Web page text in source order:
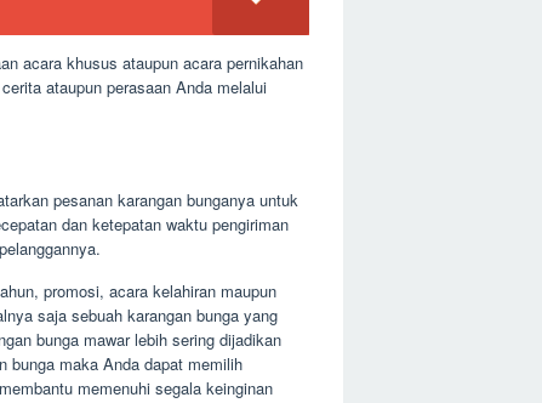
acara khusus ataupun acara pernikahan
ataupun perasaan Anda melalui
pesanan karangan bunganya untuk
dan ketepatan waktu pengiriman
promosi, acara kelahiran maupun
saja sebuah karangan bunga yang
bunga mawar lebih sering dijadikan
bunga maka Anda dapat memilih
memenuhi segala keinginan